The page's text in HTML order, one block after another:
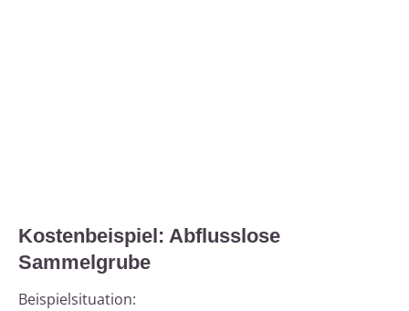
Kostenbeispiel: Abflusslose
Sammelgrube
Beispielsituation: